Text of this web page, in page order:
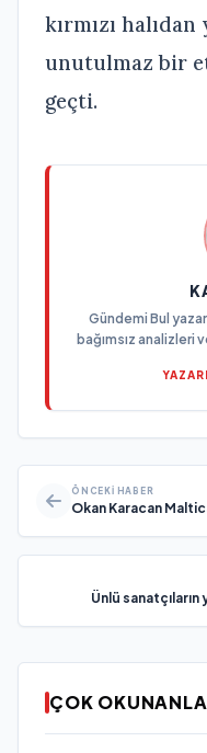
kırmızı
unutulmaz bir
geçti.
Gündemi Bul
bağımsız analizleri
ÖNCEKI HABER
Okan Karacan
Ünlü
ÇOK